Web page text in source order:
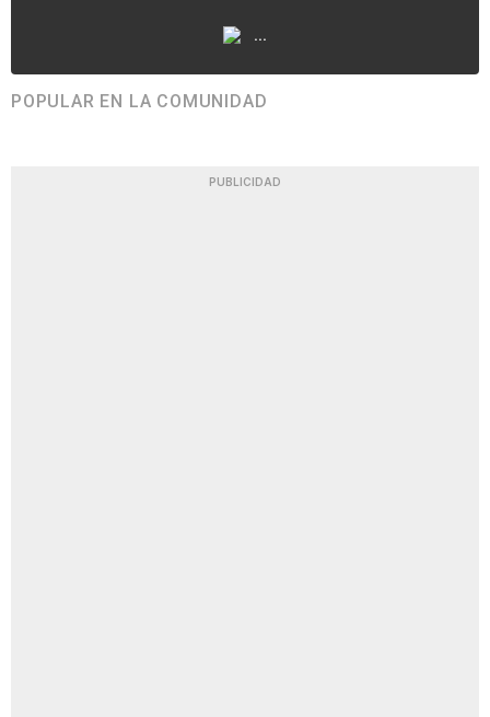
...
POPULAR EN LA COMUNIDAD
PUBLICIDAD